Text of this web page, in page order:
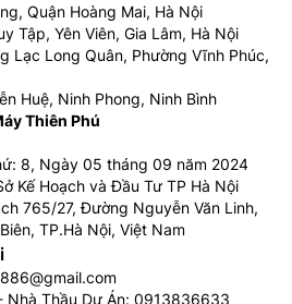
Quận Hoàng Mai, Hà Nội
Tập, Yên Viên, Gia Lâm, Hà Nội
Lạc Long Quân, Phường Vĩnh Phúc,
Huệ, Ninh Phong, Ninh Bình
Thiên Phú
8, Ngày 05 tháng 09 năm 2024
Kế Hoạch và Đầu Tư TP Hà Nội
765/27, Đường Nguyễn Văn Linh,
TP.Hà Nội, Việt Nam
Nhà Thầu Dự Án: 0913836633